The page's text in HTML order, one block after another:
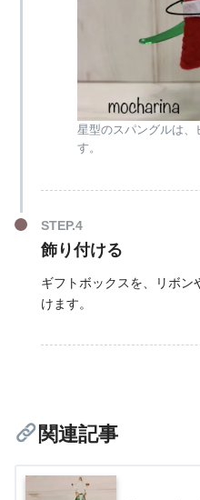
星型のスパングルは、
す。
飾り付ける
ギフトボックスを、リボン
けます。
関連記事